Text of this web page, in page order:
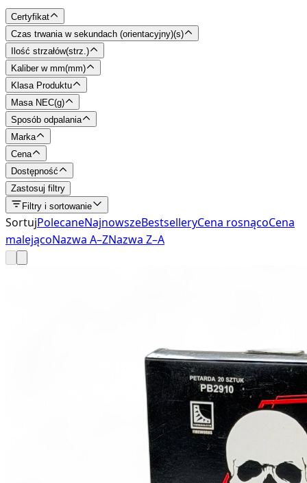
Certyfikat
Czas trwania w sekundach (orientacyjny)(s)
Ilość strzałów(strz. )
Kaliber w mm(mm)
Klasa Produktu
Masa NEC(g)
Sposób odpalania
Marka
Cena
Dostępność
Zastosuj filtry
Filtry i sortowanie
SortujPolecaneNajnowszeBestselleryCena rosnącoCena
malejącoNazwa A–ZNazwa Z–A